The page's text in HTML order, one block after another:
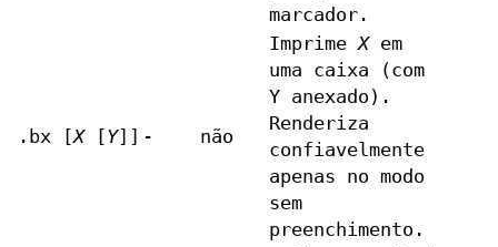
marcador.
.bx [X[Y]] - não
Imprime Xem
uma caixa (com
Y anexado).
Renderiza
confiavelmente
apenas no modo
sem
preenchimento.